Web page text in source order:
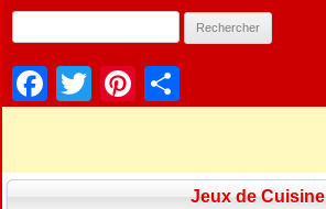
Facebook
TwitterPinterest
Jeux de Cuisine